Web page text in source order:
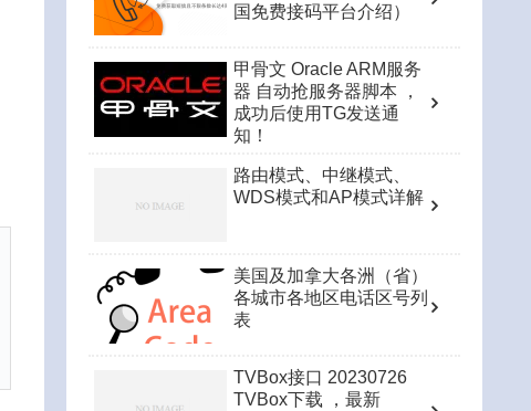
国免费接码平台介绍）
甲骨文 Oracle ARM服务
器 自动抢服务器脚本 ，
成功后使用TG发送通
知！
路由模式、中继模式、
WDS模式和AP模式详解
美国及加拿大各洲（省）
各城市各地区电话区号列
表
TVBox接口 20230726
TVBox下载 ，最新